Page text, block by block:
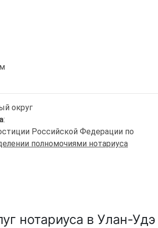
округ
:
Российской Федерации по
полномочиями нотариуса
нотариуса в Улан-Удэ